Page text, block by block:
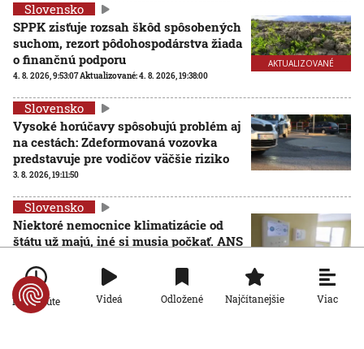
AKTUALIZOVANÉ
Slovensko
SPPK zisťuje rozsah škôd spôsobených
suchom, rezort pôdohospodárstva žiada
o finančnú podporu
4. 8. 2026, 9:53:07Aktualizované:4. 8. 2026, 19:38:00
Slovensko
Vysoké horúčavy spôsobujú problém aj
na cestách: Zdeformovaná vozovka
predstavuje pre vodičov väčšie riziko
3. 8. 2026, 19:11:50
Slovensko
Niektoré nemocnice klimatizácie od
štátu už majú, iné si musia počkať. ANS
3. 8. 2026, 19:05:43
Po minúte Videá Odložené Najčítanejšie Viac